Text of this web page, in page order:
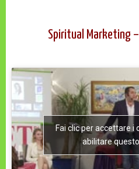
Spiritual Marketing
Fai clic per accettare i
abilitare